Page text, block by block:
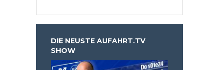
DIE NEUSTE AUFAHRT.TV
SHOW